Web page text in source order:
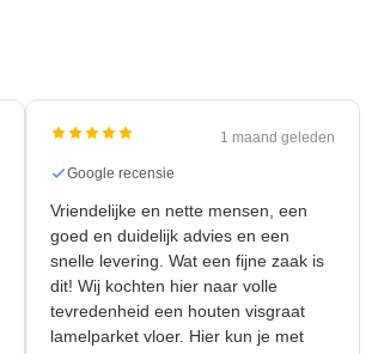
1 maand geleden
Google recensie
Vriendelijke en nette mensen, een
goed en duidelijk advies en een
snelle levering. Wat een fijne zaak is
dit! Wij kochten hier naar volle
tevredenheid een houten visgraat
lamelparket vloer. Hier kun je met